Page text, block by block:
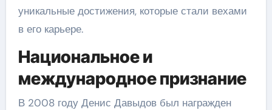
уникальные достижения, которые стали вехами
в его карьере.
Национальное и
международное признание
В 2008 году Денис Давыдов был награжден